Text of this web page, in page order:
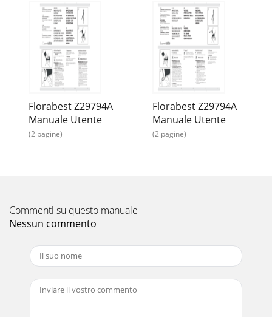
Florabest Z29794A
Manuale Utente
(2 pagine)
Florabest Z29794A
Manuale Utente
(2 pagine)
Commenti su questo manuale
Nessun commento